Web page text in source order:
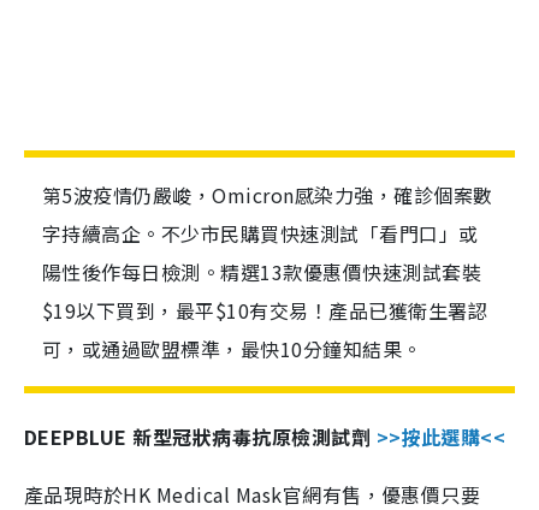
第5波疫情仍嚴峻，Omicron感染力強，確診個案數
字持續高企。不少市民購買快速測試「看門口」或
陽性後作每日檢測。精選13款優惠價快速測試套裝
$19以下買到，最平$10有交易！產品已獲衛生署認
可，或通過歐盟標準，最快10分鐘知結果。
DEEPBLUE 新型冠狀病毒抗原檢測試劑 >>按此選購<<
產品現時於HK Medical Mask官網有售，優惠價只要